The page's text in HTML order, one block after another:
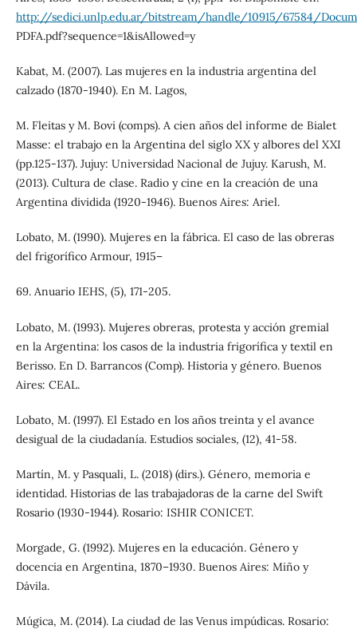
http://sedici.unlp.edu.ar/bitstream/handle/10915/67584/
PDFA.pdf?sequence=1&isAllowed=y
Kabat, M. (2007). Las mujeres en la industria argentina del
calzado (1870-1940). En M. Lagos,
M. Fleitas y M. Bovi (comps). A cien años del informe de Bialet
Masse: el trabajo en la Argentina del siglo XX y albores del XXI
(pp.125-137). Jujuy: Universidad Nacional de Jujuy. Karush, M.
(2013). Cultura de clase. Radio y cine en la creación de una
Argentina dividida (1920-1946). Buenos Aires: Ariel.
Lobato, M. (1990). Mujeres en la fábrica. El caso de las obreras
del frigorífico Armour, 1915–
69. Anuario IEHS, (5), 171-205.
Lobato, M. (1993). Mujeres obreras, protesta y acción gremial
en la Argentina: los casos de la industria frigorífica y textil en
Berisso. En D. Barrancos (Comp). Historia y género. Buenos
Aires: CEAL.
Lobato, M. (1997). El Estado en los años treinta y el avance
desigual de la ciudadanía. Estudios sociales, (12), 41-58.
Martín, M. y Pasquali, L. (2018) (dirs.). Género, memoria e
identidad. Historias de las trabajadoras de la carne del Swift
Rosario (1930-1944). Rosario: ISHIR CONICET.
Morgade, G. (1992). Mujeres en la educación. Género y
docencia en Argentina, 1870–1930. Buenos Aires: Miño y
Dávila.
Múgica, M. (2014). La ciudad de las Venus impúdicas. Rosario: